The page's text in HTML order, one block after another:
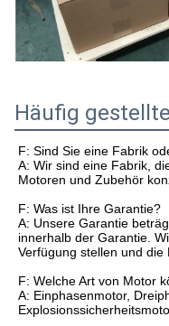
Häufig
F: Sind Sie eine Fabrik
A: Wir sind eine Fabrik,
Motoren und Zubehör
F: Was ist Ihre Garantie?
A: Unsere Garantie
innerhalb der Garantie.
Verfügung stellen und die
F: Welche Art von Motor
A: Einphasenmotor,